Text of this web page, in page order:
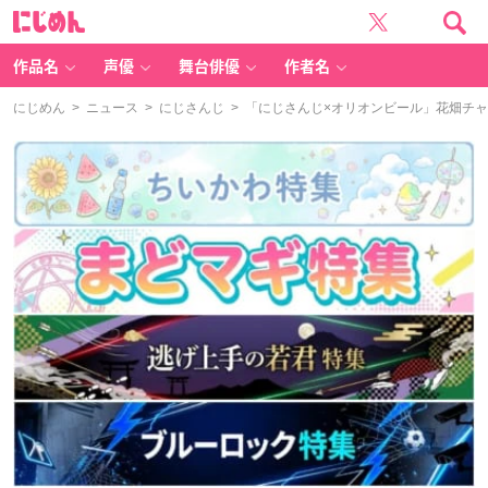
作品名 声優 舞台俳優 作者名
にじめん > ニュース > にじさんじ > 「にじさんじ×オリオンビール」花畑チ